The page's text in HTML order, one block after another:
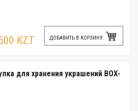
KZT ДОБАВИТЬ В КОРЗИНУ
для хранения украшений BOX-